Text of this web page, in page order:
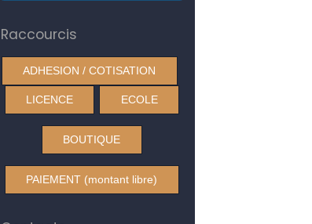
Raccourcis
ADHESION / COTISATION
LICENCE ECOLE
BOUTIQUE
PAIEMENT (montant libre)